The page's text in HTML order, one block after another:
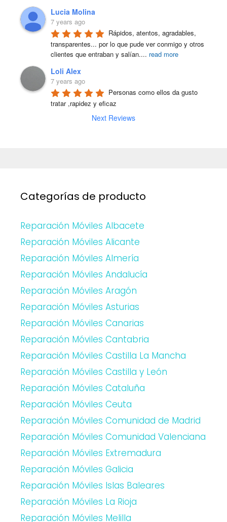
Lucia Molina
7 years ago
Rápidos, atentos, agradables,
transparentes... por lo que pude ver conmigo y otros
clientes que entraban y salían.... read more
Loli Alex
7 years ago
Personas como ellos da gusto
tratar ,rapidez y eficaz
Next Reviews
Categorías de producto
Reparación Móviles Albacete
Reparación Móviles Alicante
Reparación Móviles Almería
Reparación Móviles Andalucía
Reparación Móviles Aragón
Reparación Móviles Asturias
Reparación Móviles Canarias
Reparación Móviles Cantabria
Reparación Móviles Castilla La Mancha
Reparación Móviles Castilla y León
Reparación Móviles Cataluña
Reparación Móviles Ceuta
Reparación Móviles Comunidad de Madrid
Reparación Móviles Comunidad Valenciana
Reparación Móviles Extremadura
Reparación Móviles Galicia
Reparación Móviles Islas Baleares
Reparación Móviles La Rioja
Reparación Móviles Melilla